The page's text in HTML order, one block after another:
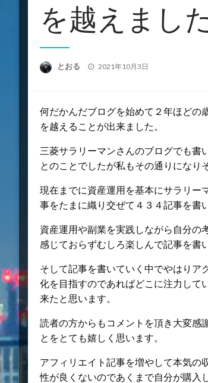
を越えまし
とおる
投
2021年10月3日
何だかんだブログを始めて２年ほどの
を越えることが出来ました。
三菱サラリーマンさんのブログでも書
とのことでしたが私もその通りになり
現在までに資産運用を基本にサラリー
事をたまに織り交ぜて４３４記事を書
資産運用や副業を実践しながら自分の
感じておらずむしろ楽しんで記事を書
そして記事を書いていく中でやはりア
化を目指すのであればどこに注力して
来たと思います。
読者の方からもコメントを頂き大変感
とをとても嬉しく思います。
アフィリエイト記事を増やして本気の
性が良くないのであくまで自分が購入